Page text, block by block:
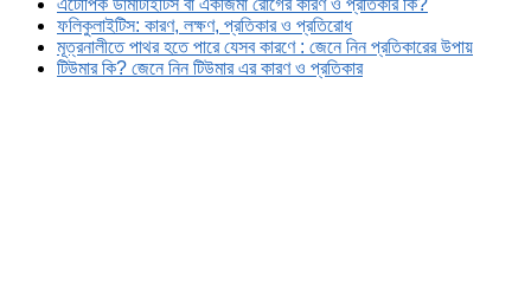
এটোপিক ডার্মাটাইটিস বা একজিমা রোগের কারণ ও প্রতিকার কি?
ফলিকুলাইটিস: কারণ, লক্ষণ, প্রতিকার ও প্রতিরোধ
মূত্রনালীতে পাথর হতে পারে যেসব কারণে : জেনে নিন প্রতিকারের উপায়
টিউমার কি? জেনে নিন টিউমার এর কারণ ও প্রতিকার